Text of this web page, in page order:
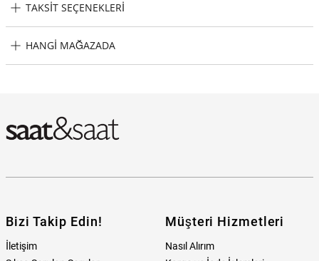
TAKSIT SEÇENEKLERI
HANGI MAĞAZADA
Bizi Takip Edin!
İletişim
Müşteri Hizmetleri
Nasıl Alırım